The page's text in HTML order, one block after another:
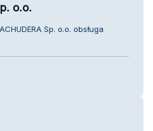
o.o.
Sp. o.o. obsługa